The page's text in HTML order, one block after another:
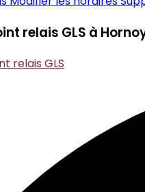
relais GLS à
relais GLS